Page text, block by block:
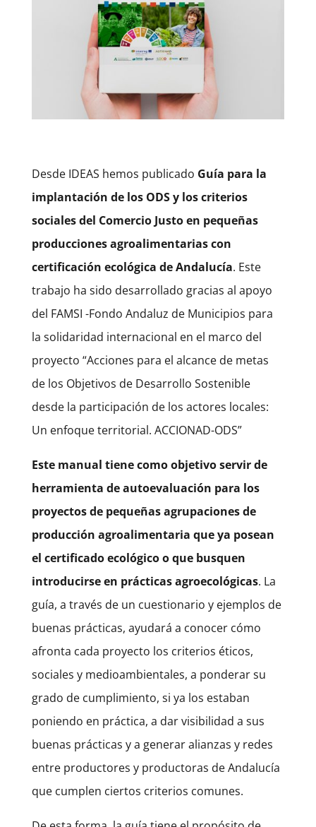
Desde IDEAS hemos publicado Guía para la
implantación de los ODS y los criterios
sociales del Comercio Justo en pequeñas
producciones agroalimentarias con
certificación ecológica de Andalucía. Este
trabajo ha sido desarrollado gracias al apoyo
del FAMSI -Fondo Andaluz de Municipios para
la solidaridad internacional en el marco del
proyecto “Acciones para el alcance de metas
de los Objetivos de Desarrollo Sostenible
desde la participación de los actores locales:
Un enfoque territorial. ACCIONAD-ODS”
Este manual tiene como objetivo servir de
herramienta de autoevaluación para los
proyectos de pequeñas agrupaciones de
producción agroalimentaria que ya posean
el certificado ecológico o que busquen
introducirse en prácticas agroecológicas. La
guía, a través de un cuestionario y ejemplos de
buenas prácticas, ayudará a conocer cómo
afronta cada proyecto los criterios éticos,
sociales y medioambientales, a ponderar su
grado de cumplimiento, si ya los estaban
poniendo en práctica, a dar visibilidad a sus
buenas prácticas y a generar alianzas y redes
entre productores y productoras de Andalucía
que cumplen ciertos criterios comunes.